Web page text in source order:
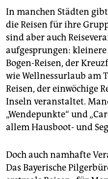
Reisen auf die
reisen.de
Weitere Kleinveranstalter
sind Regen-Bogen-
Sail. Man findet sie unter
Reisen der TUITelefon (0
www.reiseinsleben.de
In manchen Städten
die Reisen für ihre
sind aber auch
aufgesprungen: kleinere
Bogen-Reisen, der
wie Wellnessurlaub am
Reisen, der einwöchige
Inseln veranstaltet.
„Wendepunkte“ und
allem Hausboot- und
Doch auch namhafte
Das Bayerische